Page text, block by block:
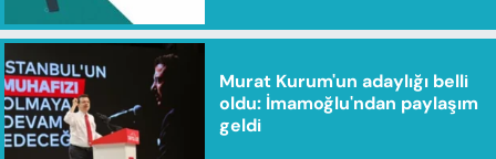
Murat Kurum'un adaylığı belli
oldu: İmamoğlu'ndan paylaşım
geldi